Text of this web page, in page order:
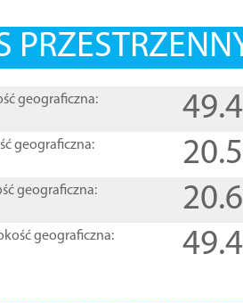
geograficzna:
geograficzna:
geograficzna:
geograficzna: